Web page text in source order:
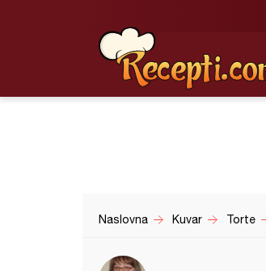
Naslovna Kuvar Torte